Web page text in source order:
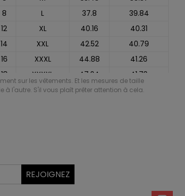
8 L 37.8
39.84
12 XL 40.16
40.31
14 XXL 42.52
40.79
16 XXXL 44.88
41.26
18 XXXXL 47.24
41.73
20 XXXXXL 49.61 42.2
sur les vêtements. Et les mesures de taille
à l'autre. S'il vous plaît prêter attention à cela.
REJOIGNEZ